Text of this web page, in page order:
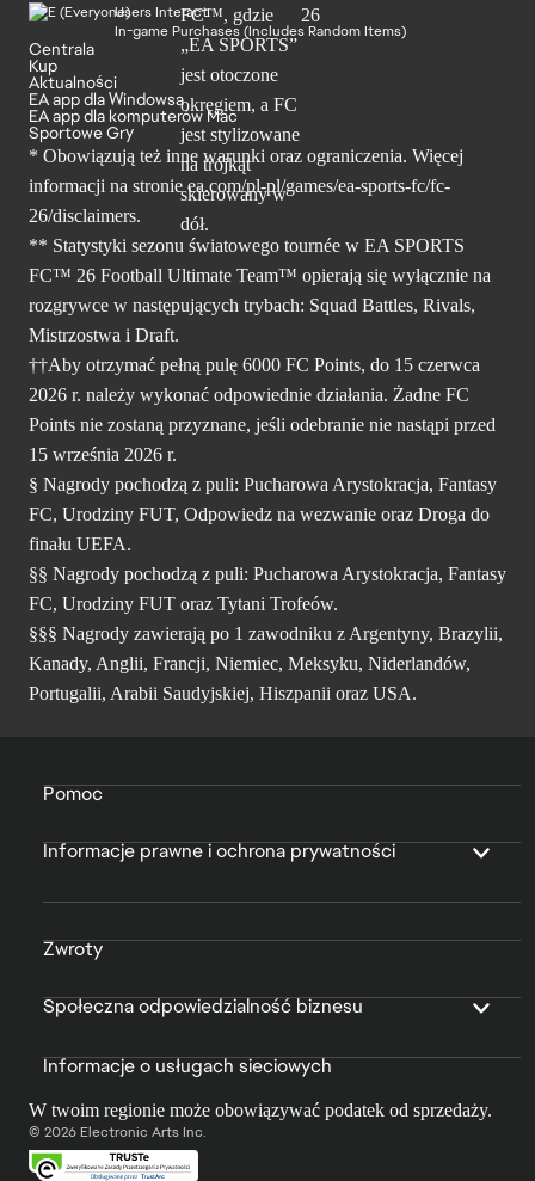
Users Interact
In-game Purchases (Includes Random Items)
Centrala
Kup
Aktualności
EA app dla Windowsa
EA app dla komputerów Mac
Sportowe Gry
* Obowiązują też inne warunki oraz ograniczenia. Więcej
informacji na stronie ea.com/pl-pl/games/ea-sports-fc/fc-
26/disclaimers.
** Statystyki sezonu światowego tournée w EA SPORTS
FC™ 26 Football Ultimate Team™ opierają się wyłącznie na
rozgrywce w następujących trybach: Squad Battles, Rivals,
Mistrzostwa i Draft.
††Aby otrzymać pełną pulę 6000 FC Points, do 15 czerwca
2026 r. należy wykonać odpowiednie działania. Żadne FC
Points nie zostaną przyznane, jeśli odebranie nie nastąpi przed
15 września 2026 r.
§ Nagrody pochodzą z puli: Pucharowa Arystokracja, Fantasy
FC, Urodziny FUT, Odpowiedz na wezwanie oraz Droga do
finału UEFA.
§§ Nagrody pochodzą z puli: Pucharowa Arystokracja, Fantasy
FC, Urodziny FUT oraz Tytani Trofeów.
§§§ Nagrody zawierają po 1 zawodniku z Argentyny, Brazylii,
Kanady, Anglii, Francji, Niemiec, Meksyku, Niderlandów,
Portugalii, Arabii Saudyjskiej, Hiszpanii oraz USA.
Pomoc
Informacje prawne i ochrona prywatności
Zwroty
Społeczna odpowiedzialność biznesu
Informacje o usługach sieciowych
W twoim regionie może obowiązywać podatek od sprzedaży.
© 2026 Electronic Arts Inc.